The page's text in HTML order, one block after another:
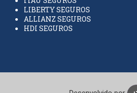
LIBERTY SEGUROS
ALLIANZ SEGUROS
HDI SEGUROS